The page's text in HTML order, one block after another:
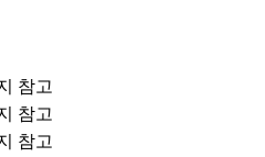
참고
참고
참고